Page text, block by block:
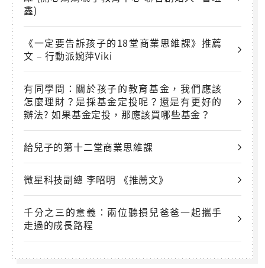
鑫)
《一定要告訴孩子的18堂商業思維課》推薦
文 – 行動派婉萍Viki
有同學問：關於孩子的教育基金，我們應該
怎麼理財？是採基金定投呢？還是有更好的
辦法? 如果基金定投，那應該買哪些基金？
給兒子的第十二堂商業思維課
微星科技副總 李昭明 《推薦文》
千分之三的意義：兩位聽損兒爸爸一起攜手
走過的成長路程